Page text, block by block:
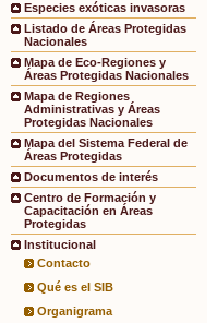
Especies exóticas invasoras
Listado de Áreas Protegidas
Nacionales
Mapa de Eco-Regiones y
Áreas Protegidas Nacionales
Mapa de Regiones
Administrativas y Áreas
Protegidas Nacionales
Mapa del Sistema Federal de
Áreas Protegidas
Documentos de interés
Centro de Formación y
Capacitación en Áreas
Protegidas
Institucional
Contacto
Qué es el SIB
Organigrama